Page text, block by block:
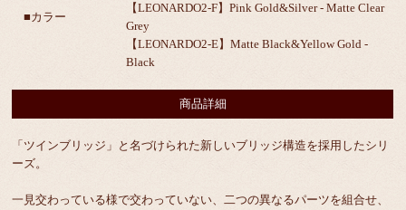
■カラー
【LEONARDO2-F】Pink Gold&Silver - Matte Clear
Grey
【LEONARDO2-E】Matte Black&Yellow Gold -
Black
商品詳細
「ツインブリッジ」と名づけられた新しいブリッジ構造を採用したシリ
ーズ。
一見交わっている様で交わっていない、二つの異なるパーツを組合せ、